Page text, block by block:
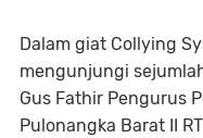
Dalam giat Collying
mengunjungi
Gus Fathir Pengurus
Pulonangka Barat II